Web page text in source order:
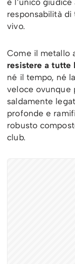
è l’unico
responsabilità
vivo.
Come il metallo
resistere a tutte
né il tempo, né
veloce ovunque
saldamente
profonde e
robusto
club.